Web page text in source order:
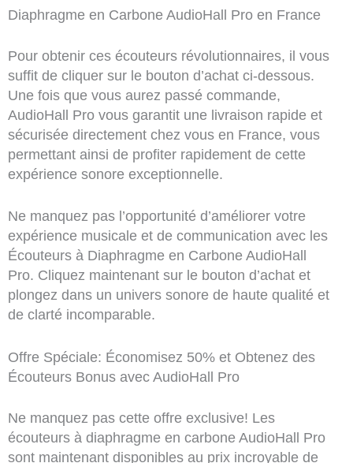
Diaphragme en Carbone AudioHall Pro en France
Pour obtenir ces écouteurs révolutionnaires, il vous
suffit de cliquer sur le bouton d’achat ci-dessous.
Une fois que vous aurez passé commande,
AudioHall Pro vous garantit une livraison rapide et
sécurisée directement chez vous en France, vous
permettant ainsi de profiter rapidement de cette
expérience sonore exceptionnelle.
Ne manquez pas l’opportunité d’améliorer votre
expérience musicale et de communication avec les
Écouteurs à Diaphragme en Carbone AudioHall
Pro. Cliquez maintenant sur le bouton d’achat et
plongez dans un univers sonore de haute qualité et
de clarté incomparable.
Offre Spéciale: Économisez 50% et Obtenez des
Écouteurs Bonus avec AudioHall Pro
Ne manquez pas cette offre exclusive! Les
écouteurs à diaphragme en carbone AudioHall Pro
sont maintenant disponibles au prix incroyable de